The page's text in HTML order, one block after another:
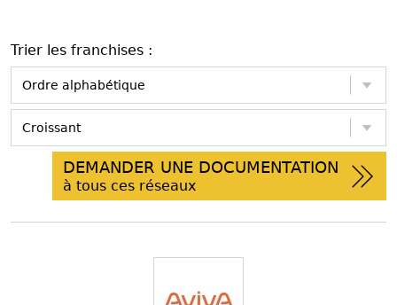
Trier les franchises :
DEMANDER UNE DOCUMENTATION
à tous ces réseaux